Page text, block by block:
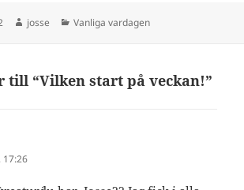
Författare
josse Kategorier
Vanliga vardagen
till “Vilken start på veckan!”
17:26